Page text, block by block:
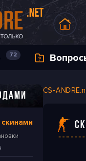
72
скинами
CS-